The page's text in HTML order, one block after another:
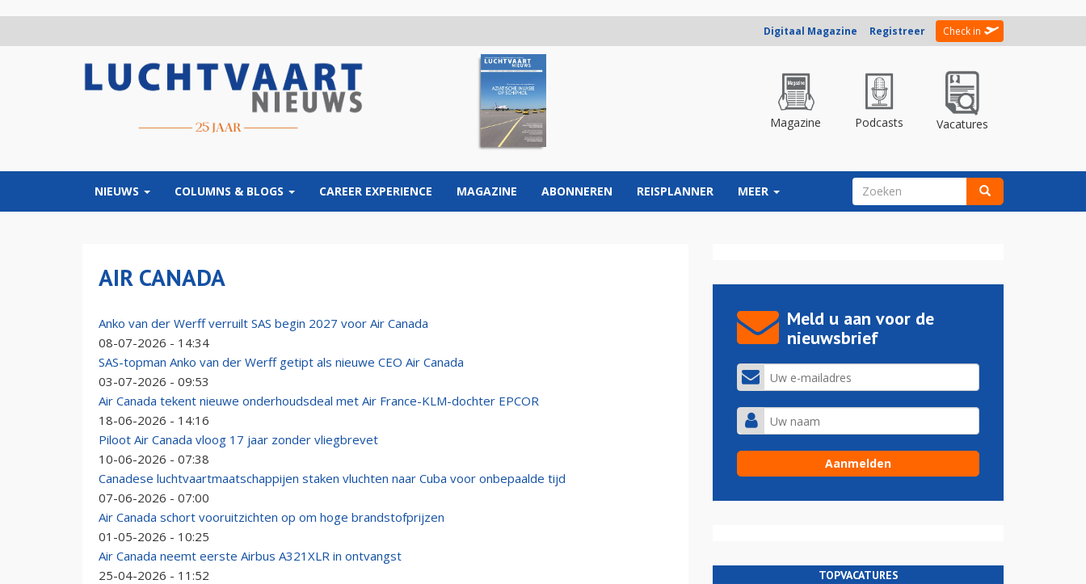
Digitaal Magazine Registreer Check in
Magazine Podcasts Vacatures
NIEUWS COLUMNS & BLOGS CAREER EXPERIENCE MAGAZINE ABONNEREN REISPLANNER MEER ZOEKVELD
AIR CANADA
Anko van der Werff verruilt SAS begin 2027 voor Air Canada
08-07-2026 - 14:34
SAS-topman Anko van der Werff getipt als nieuwe CEO Air Canada
03-07-2026 - 09:53
Air Canada tekent nieuwe onderhoudsdeal met Air France-KLM-dochter EPCOR
18-06-2026 - 14:16
Piloot Air Canada vloog 17 jaar zonder vliegbrevet
10-06-2026 - 07:38
Canadese luchtvaartmaatschappijen staken vluchten naar Cuba voor onbepaalde tijd
07-06-2026 - 07:00
Air Canada schort vooruitzichten op om hoge brandstofprijzen
01-05-2026 - 10:25
Air Canada neemt eerste Airbus A321XLR in ontvangst
25-04-2026 - 11:52
Meld u aan voor de
nieuwsbrief
TOPVACATURES